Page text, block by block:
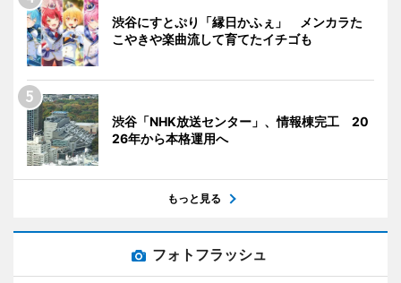
渋谷にすとぷり「縁日かふぇ」 メンカラた
こやきや楽曲流して育てたイチゴも
渋谷「NHK放送センター」、情報棟完工 20
26年から本格運用へ
もっと見る
フォトフラッシュ